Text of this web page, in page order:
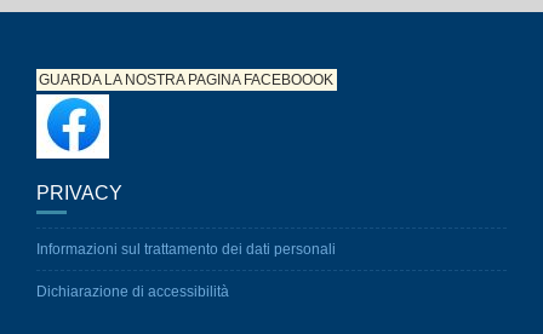
GUARDA LA NOSTRA PAGINAFACEBOOOK
PRIVACY
Informazioni sul trattamento dei dati personali
Dichiarazione di accessibilità